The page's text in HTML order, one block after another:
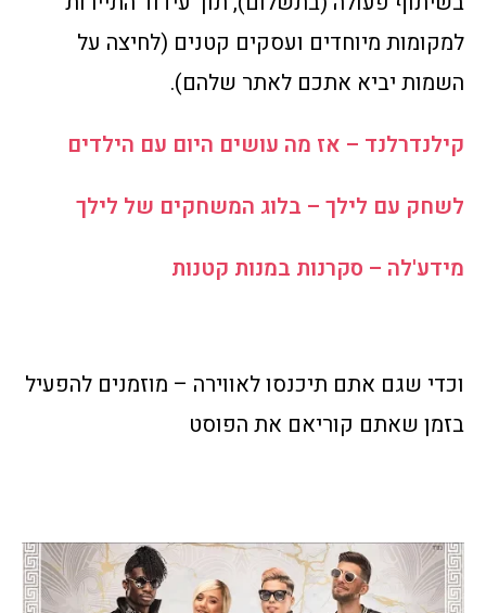
למקומות מיוחדים ועסקים קטנים (לחיצה על
השמות יביא אתכם לאתר שלהם).
קילנדרלנד – אז מה עושים היום עם הילדים
לשחק עם לילך – בלוג המשחקים של לילך
מידע'לה – סקרנות במנות קטנות
וכדי שגם אתם תיכנסו לאווירה – מוזמנים להפעיל
בזמן שאתם קוריאם את הפוסט